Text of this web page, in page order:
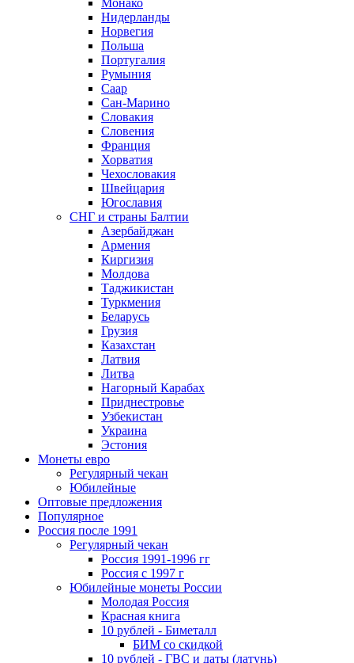
Монако
Нидерланды
Норвегия
Польша
Португалия
Румыния
Саар
Сан-Марино
Словакия
Словения
Франция
Хорватия
Чехословакия
Швейцария
Югославия
СНГ и страны Балтии
Азербайджан
Армения
Киргизия
Молдова
Таджикистан
Туркмения
Беларусь
Грузия
Казахстан
Латвия
Литва
Нагорный Карабах
Приднестровье
Узбекистан
Украина
Эстония
Монеты евро
Регулярный чекан
Юбилейные
Оптовые предложения
Популярное
Россия после 1991
Регулярный чекан
Россия 1991-1996 гг
Россия с 1997 г
Юбилейные монеты России
Молодая Россия
Красная книга
10 рублей - Биметалл
БИМ со скидкой
10 рублей - ГВС и даты (латунь)